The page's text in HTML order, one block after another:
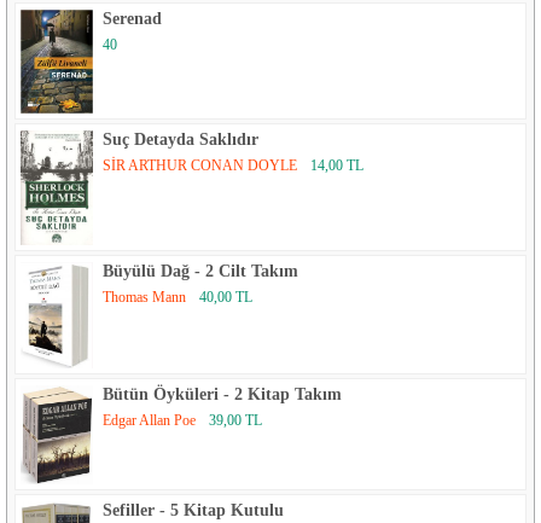
Serenad
40
Suç Detayda Saklıdır
SİR ARTHUR CONAN DOYLE 14,00 TL
Büyülü Dağ - 2 Cilt Takım
Thomas Mann 40,00 TL
Bütün Öyküleri - 2 Kitap Takım
Edgar Allan Poe 39,00 TL
Sefiller - 5 Kitap Kutulu